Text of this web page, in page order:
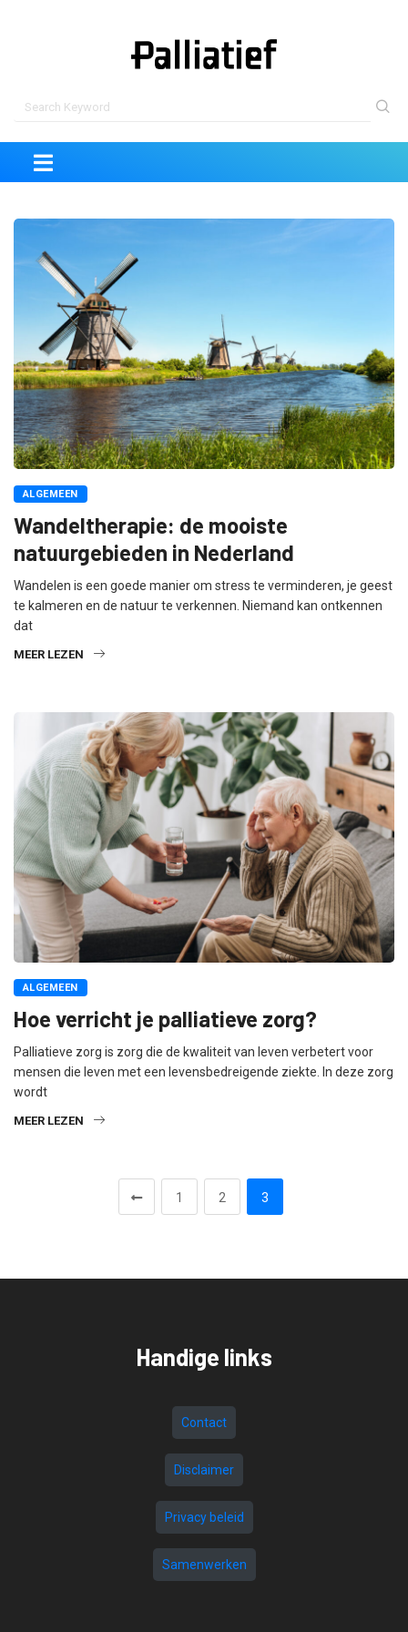
ALGEMEEN
Wandeltherapie: de mooiste
natuurgebieden in Nederland
Wandelen is een goede manier om stress te verminderen, je geest
te kalmeren en de natuur te verkennen. Niemand kan ontkennen
dat
MEER LEZEN
ALGEMEEN
Hoe verricht je palliatieve zorg?
Palliatieve zorg is zorg die de kwaliteit van leven verbetert voor
mensen die leven met een levensbedreigende ziekte. In deze zorg
wordt
MEER LEZEN
1 2 3
Handige links
Contact
Disclaimer
Privacy beleid
Samenwerken